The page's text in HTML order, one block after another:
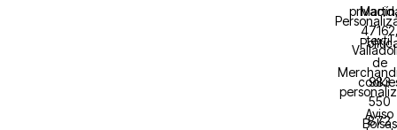
de
Aviso
textil
Bolsas
983
550
872